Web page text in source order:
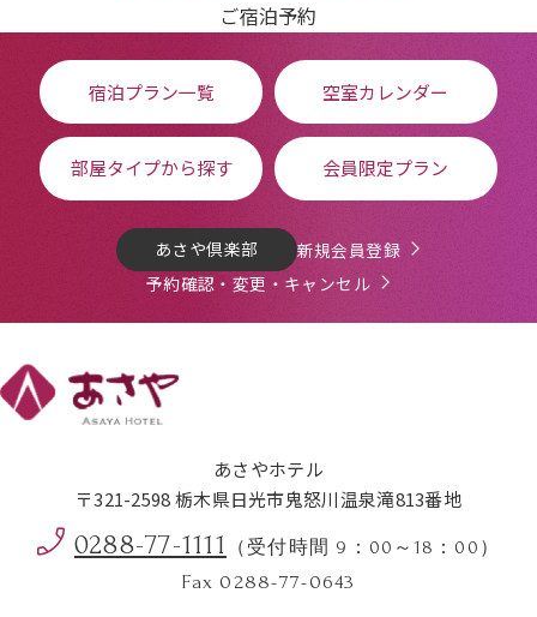
ご宿泊予約
宿泊プラン一覧 空室カレンダー
部屋タイプから探す 会員限定プラン
あさや倶楽部
新規会員登録
予約確認・変更・キャンセル
あさやホテル
〒321-2598 栃木県日光市鬼怒川温泉滝813番地
0288-77-1111 （受付時間 9：00～18：00）
Fax 0288-77-0643